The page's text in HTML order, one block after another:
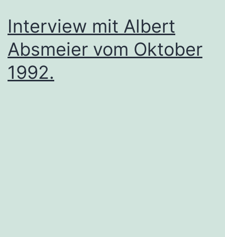
Interview mit Albert
Absmeier vom Oktober
1992.